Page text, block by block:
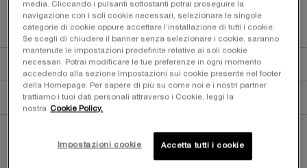
ACQUISTA ORA
pdp-section-quicklinks
pdp-section-product-description-fragrance-LAYOUT
PDP Section Accordion on Mobile
DESCRIZIONE
INGREDIENTI
media. Cliccando i pulsanti sottostanti potrai proseguire la
navigazione con i soli cookie necessari, selezionare le singole
categorie di cookie oppure accettare l’installazione di tutti i cookie.
Se scegli di chiudere il banner senza selezionare i cookie, saranno
mantenute le impostazioni predefinite relative ai soli cookie
necessari. Potrai modificare le tue preferenze in ogni momento
accedendo alla sezione Impostazioni sui cookie presente nel footer
della Homepage. Per sapere di più su come noi e i nostri partner
trattiamo i tuoi dati personali attraverso i Cookie, leggi la
nostra Cookie Policy.
Impostazioni cookie Accetta tutti i cookie